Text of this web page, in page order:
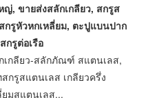
, ขายส่งสลักเกลียว, สกรูส
รูหัวหกเหลี่ยม, ตะปูแบนปาก
กรูต่อเรือ
เกลียว-สลักภัณฑ์ สแตนเลส,
กรูสแตนเลส เกลียวครึ่ง
ยมสแตนเลส...